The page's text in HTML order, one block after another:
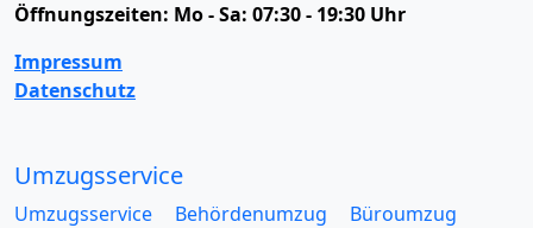
Öffnungszeiten: Mo - Sa: 07:30 - 19:30 Uhr
Impressum
Datenschutz
Umzugsservice
Umzugsservice Behördenumzug
Büroumzug